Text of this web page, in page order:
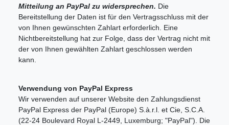
Mitteilung an PayPal zu widersprechen. Die
Bereitstellung der Daten ist für den Vertragsschluss mit der
von Ihnen gewünschten Zahlart erforderlich. Eine
Nichtbereitstellung hat zur Folge, dass der Vertrag nicht mit
der von Ihnen gewählten Zahlart geschlossen werden
kann.
Verwendung von PayPal Express
Wir verwenden auf unserer Website den Zahlungsdienst
PayPal Express der PayPal (Europe) S.à.r.l. et Cie, S.C.A.
(22-24 Boulevard Royal L-2449, Luxemburg; "PayPal"). Die